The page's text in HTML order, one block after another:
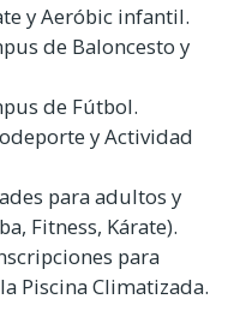
y Aeróbic infantil.
de Baloncesto y
de Fútbol.
y Actividad
para adultos y
Fitness, Kárate).
para
Piscina Climatizada.